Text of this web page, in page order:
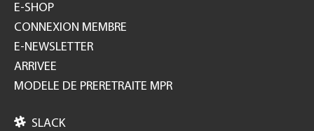
E-SHOP
CONNEXION MEMBRE
E-NEWSLETTER
ARRIVEE
MODELE DE PRERETRAITE MPR
 SLACK